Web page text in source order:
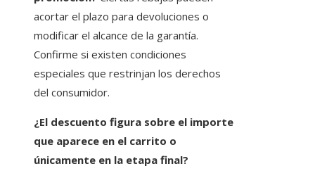
acortar el plazo para devoluciones o
modificar el alcance de la garantía.
Confirme si existen condiciones
especiales que restrinjan los derechos
del consumidor.
¿El descuento figura sobre el importe
que aparece en el carrito o
únicamente en la etapa final?